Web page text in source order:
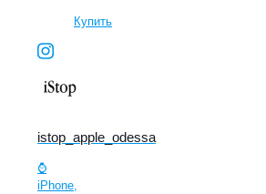
Купить
istop_apple_odessa
⌚️
iPhone,